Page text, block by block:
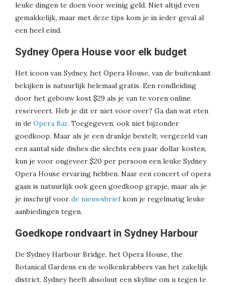
leuke dingen te doen voor weinig geld. Niet altijd even
gemakkelijk, maar met deze tips kom je in ieder geval al
een heel eind.
Sydney Opera House voor elk budget
Het icoon van Sydney, het Opera House, van de buitenkant
bekijken is natuurlijk helemaal gratis. Een rondleiding
door het gebouw kost $29 als je van te voren online
reserveert. Heb je dit er niet voor over? Ga dan wat eten
in de Opera Bar. Toegegeven, ook niet bijzonder
goedkoop. Maar als je een drankje bestelt, vergezeld van
een aantal side dishes die slechts een paar dollar kosten,
kun je voor ongeveer $20 per persoon een leuke Sydney
Opera House ervaring hebben. Naar een concert of opera
gaan is natuurlijk ook geen goedkoop grapje, maar als je
je inschrijf voor de nieuwsbriefkom je regelmatig leuke
aanbiedingen tegen.
Goedkope rondvaart in Sydney Harbour
De Sydney Harbour Bridge, het Opera House, the
Botanical Gardens en de wolkenkrabbers van het zakelijk
district. Sydney heeft absoluut een skyline om u tegen te